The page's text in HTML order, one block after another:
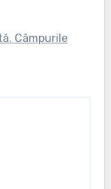
Câmpurile